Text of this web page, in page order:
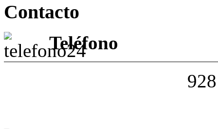
Contacto
Teléfono